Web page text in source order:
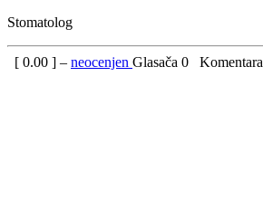
Stomatolog
[ 0.00 ] – neocenjen Glasača 0 Komentara